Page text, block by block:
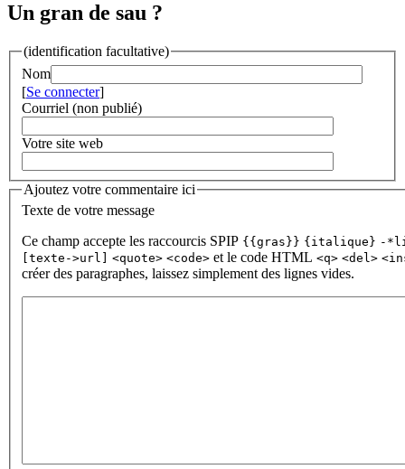
Un gran de sau ?
(identification facultative)
Nom
[Se connecter]
Courriel (non publié)
Votre site web
Ajoutez votre commentaire ici
Texte de votre message
Ce champ accepte les raccourcis SPIP {{gras}} {italique} -
[texte->url]
<quote> <code> et le code HTML <q> <del>
créer des paragraphes, laissez simplement des lignes vides.